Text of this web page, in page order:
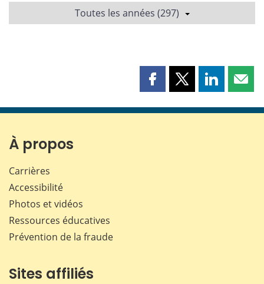
Toutes les années (297)
Partager
page
Partager
page
Partager
page page
À propos
Carrières
Accessibilité
Photos et vidéos
Ressources éducatives
Prévention de la fraude
Sites affiliés